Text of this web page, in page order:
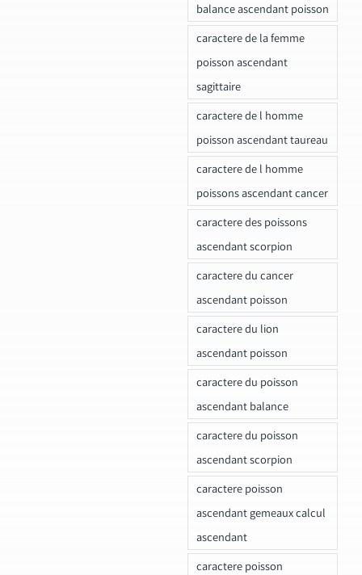
balance ascendant poisson
caractere de la femme
poisson ascendant
sagittaire
caractere de l homme
poisson ascendant taureau
caractere de l homme
poissons ascendant cancer
caractere des poissons
ascendant scorpion
caractere du cancer
ascendant poisson
caractere du lion
ascendant poisson
caractere du poisson
ascendant balance
caractere du poisson
ascendant scorpion
caractere poisson
ascendant gemeaux calcul
ascendant
caractere poisson